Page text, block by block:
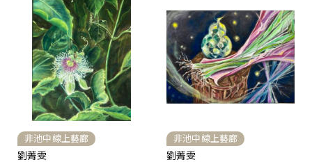
非池中線上藝廊
劉菁雯
非池中線上藝廊
劉菁雯